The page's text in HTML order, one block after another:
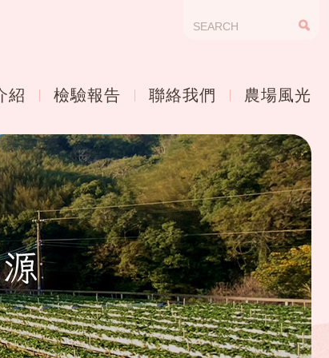
紹 檢驗報告 聯絡我們 農場風光